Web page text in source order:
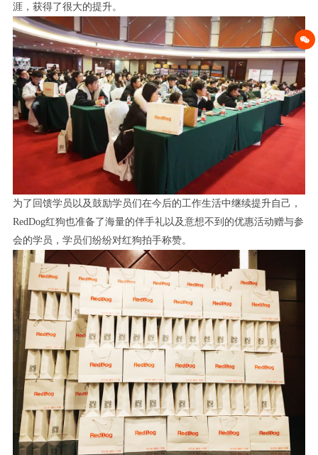
涯，获得了很大的提升。
为了回馈学员以及鼓励学员们在今后的工作生活中继续提升自己，
RedDog红狗也准备了海量的伴手礼以及意想不到的优惠活动赠与参
会的学员，学员们纷纷对红狗拍手称赞。